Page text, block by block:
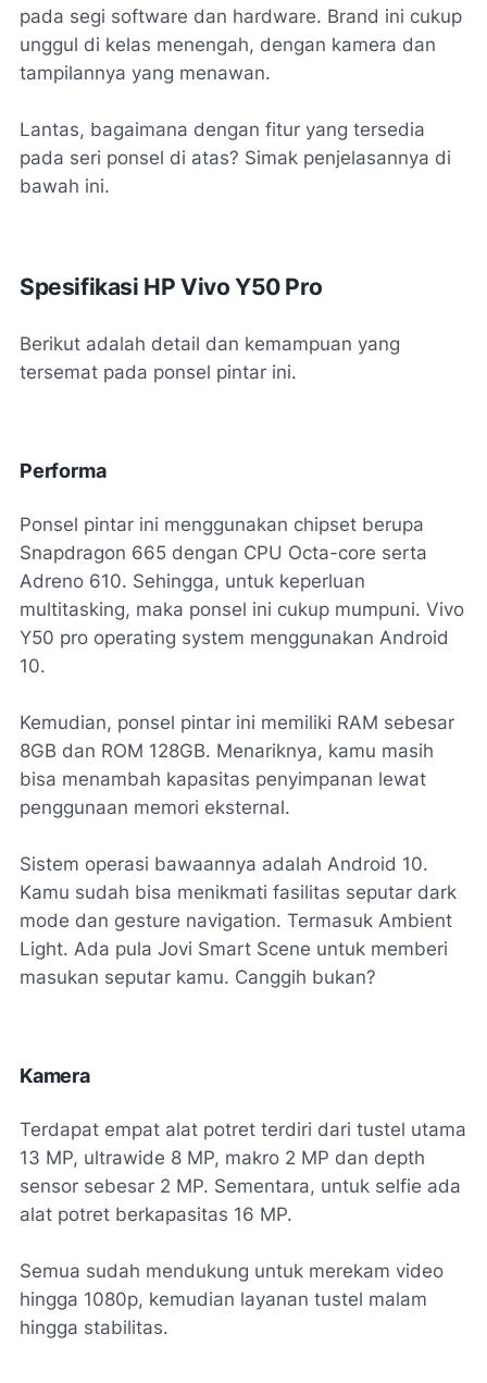
pada segi software dan hardware. Brand ini cukup
unggul di kelas menengah, dengan kamera dan
tampilannya yang menawan.
Lantas, bagaimana dengan fitur yang tersedia
pada seri ponsel di atas? Simak penjelasannya di
bawah ini.
Spesifikasi HP Vivo Y50 Pro
Berikut adalah detail dan kemampuan yang
tersemat pada ponsel pintar ini.
Performa
Ponsel pintar ini menggunakan chipset berupa
Snapdragon 665 dengan CPU Octa-core serta
Adreno 610. Sehingga, untuk keperluan
multitasking, maka ponsel ini cukup mumpuni. Vivo
Y50 pro operating system menggunakan Android
10.
Kemudian, ponsel pintar ini memiliki RAM sebesar
8GB dan ROM 128GB. Menariknya, kamu masih
bisa menambah kapasitas penyimpanan lewat
penggunaan memori eksternal.
Sistem operasi bawaannya adalah Android 10.
Kamu sudah bisa menikmati fasilitas seputar dark
mode dan gesture navigation. Termasuk Ambient
Light. Ada pula Jovi Smart Scene untuk memberi
masukan seputar kamu. Canggih bukan?
Kamera
Terdapat empat alat potret terdiri dari tustel utama
13 MP, ultrawide 8 MP, makro 2 MP dan depth
sensor sebesar 2 MP. Sementara, untuk selfie ada
alat potret berkapasitas 16 MP.
Semua sudah mendukung untuk merekam video
hingga 1080p, kemudian layanan tustel malam
hingga stabilitas.